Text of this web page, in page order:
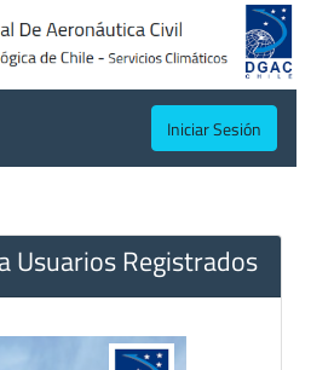
Iniciar Sesión
Usuarios Registrados